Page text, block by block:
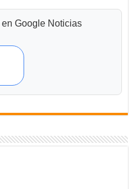
en Google Noticias